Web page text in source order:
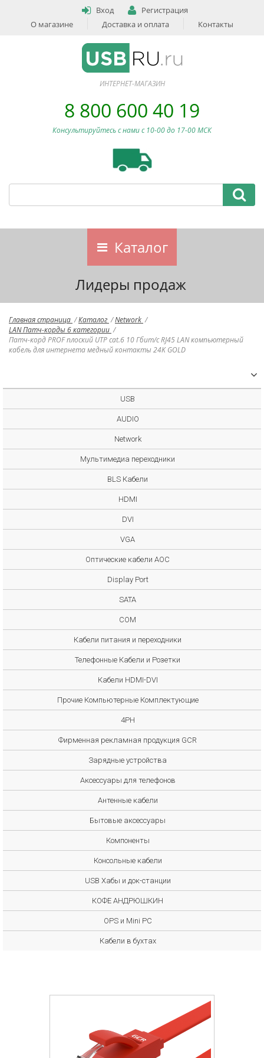
Вход
Регистрация
О магазине
Доставка и оплата Контакты
ИНТЕРНЕТ-МАГАЗИН
8 800 600 40 19
Консультируйтесь с нами c 10-00 до 17-00 МСК
Каталог
Лидеры продаж
Главная страница /Каталог /Network /
LAN Патч-корды 6 категории /
Патч-корд PROF плоский UTP cat.6 10 Гбит/с RJ45 LAN компьютерный
кабель для интернета медный контакты 24K GOLD
USB
AUDIO
Network
Мультимедиа переходники
BLS Кабели
HDMI
DVI
VGA
Оптические кабели AOC
Display Port
SATA
COM
Кабели питания и переходники
Телефонные Кабели и Розетки
Кабели HDMI-DVI
Прочие Компьютерные Комплектующие
4PH
Фирменная рекламная продукция GCR
Зарядные устройства
Аксессуары для телефонов
Антенные кабели
Бытовые аксессуары
Компоненты
Консольные кабели
USB Хабы и док-станции
КОФЕ АНДРЮШКИН
OPS и Mini PC
Кабели в бухтах